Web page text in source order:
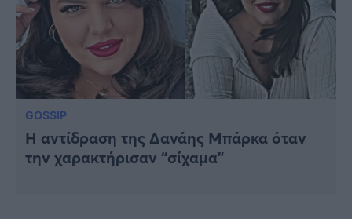
GOSSIP
Η αντίδραση της Δανάης Μπάρκα όταν
την χαρακτήρισαν “σίχαμα”